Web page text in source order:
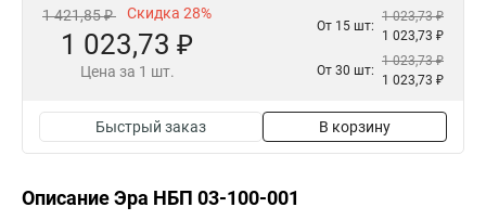
1 421,85 ₽ Скидка 28%
1 023,73 ₽
Цена за 1 шт.
От 15 шт:
1 023,73 ₽
1 023,73 ₽
От 30 шт:
1 023,73 ₽
1 023,73 ₽
Быстрый заказ В корзину
Описание Эра НБП 03-100-001